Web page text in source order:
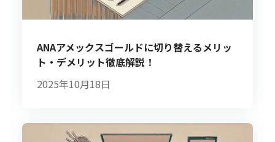
ANAアメックスゴールドに切り替えるメリッ
ト・デメリット徹底解説！
2025年10月18日